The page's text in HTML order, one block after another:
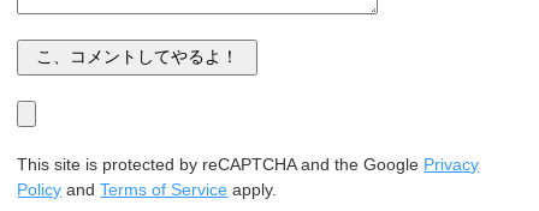
This site is protected by reCAPTCHA and the Google Privacy
Policy andTerms of Service apply.